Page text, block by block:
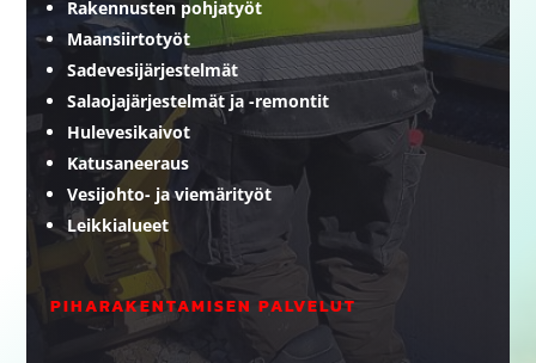
Rakennusten pohjatyöt
Maansiirtotyöt
Sadevesijärjestelmät
Salaojajärjestelmät ja -remontit
Hulevesikaivot
Katusaneeraus
Vesijohto- ja viemärityöt
Leikkialueet
PIHARAKENTAMISEN PALVELUT